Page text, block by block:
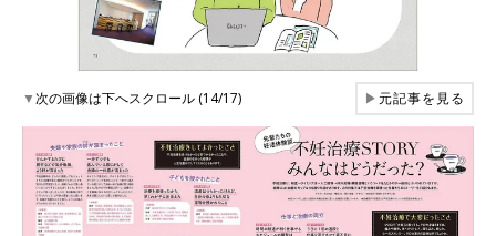
▼次の画像は下へスクロール (14/17) ▶元記事を見る